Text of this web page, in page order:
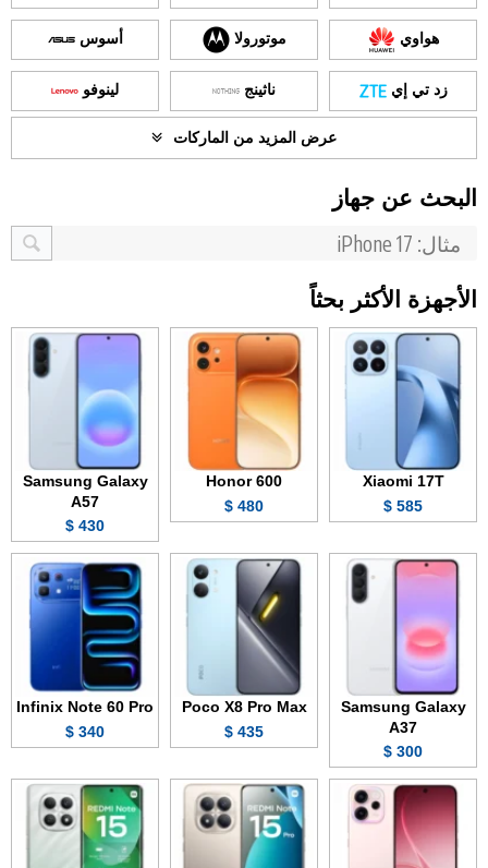
هواوي موتورولا أسوس
زد تي إي ناثينج لينوفو
عرض المزيد من الماركات
البحث عن جهاز
الأجهزة الأكثر بحثاً
Xiaomi 17T
585 $
Honor 600
480 $
Samsung Galaxy
A57
430 $
Samsung Galaxy
A37
300 $
Poco X8 Pro Max
435 $
Infinix Note 60 Pro
340 $